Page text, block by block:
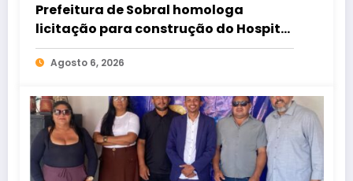
Prefeitura de Sobral homologa
licitação para construção do Hospital
de Taperuaba
Agosto 6, 2026